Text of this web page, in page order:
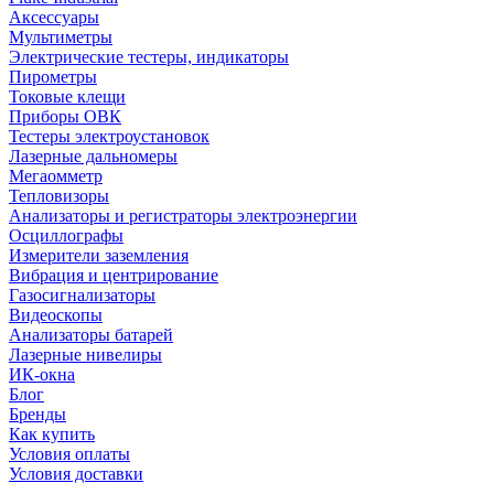
Аксессуары
Мультиметры
Электрические тестеры, индикаторы
Пирометры
Токовые клещи
Приборы ОВК
Тестеры электроустановок
Лазерные дальномеры
Мегаомметр
Тепловизоры
Анализаторы и регистраторы электроэнергии
Осциллографы
Измерители заземления
Вибрация и центрирование
Газосигнализаторы
Видеоскопы
Анализаторы батарей
Лазерные нивелиры
ИК-окна
Блог
Бренды
Как купить
Условия оплаты
Условия доставки